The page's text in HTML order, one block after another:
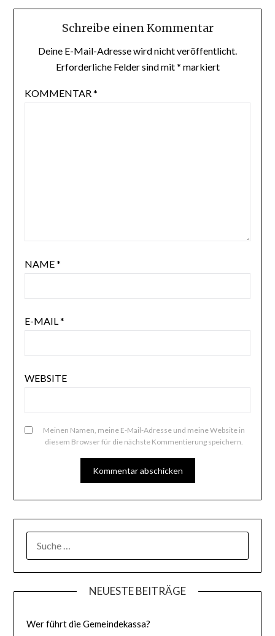
Schreibe einen Kommentar
Deine E-Mail-Adresse wird nicht veröffentlicht.
Erforderliche Felder sind mit* markiert
KOMMENTAR*
NAME*
E-MAIL*
WEBSITE
Meinen Namen, meine E-Mail-Adresse und meine Website in
diesem Browser für die nächste Kommentierung speichern.
NACH:
NEUESTE BEITRÄGE
Wer führt die Gemeindekassa?